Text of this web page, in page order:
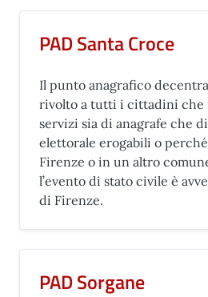
PAD Santa Croce
Il punto anagrafico
rivolto a tutti i cittadini che
servizi sia di anagrafe che
elettorale erogabili o
Firenze o in un altro
l’evento di stato civile è
di Firenze.
PAD Sorgane